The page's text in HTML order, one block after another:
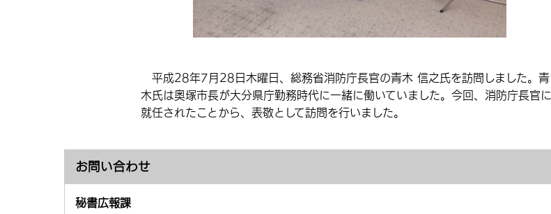
平成28年7月28日木曜日、総務省消防庁長官の青木 信之氏を訪問しました。青
木氏は奥塚市長が大分県庁勤務時代に一緒に働いていました。今回、消防庁長官に
就任されたことから、表敬として訪問を行いました。
お問い合わせ
秘書広報課